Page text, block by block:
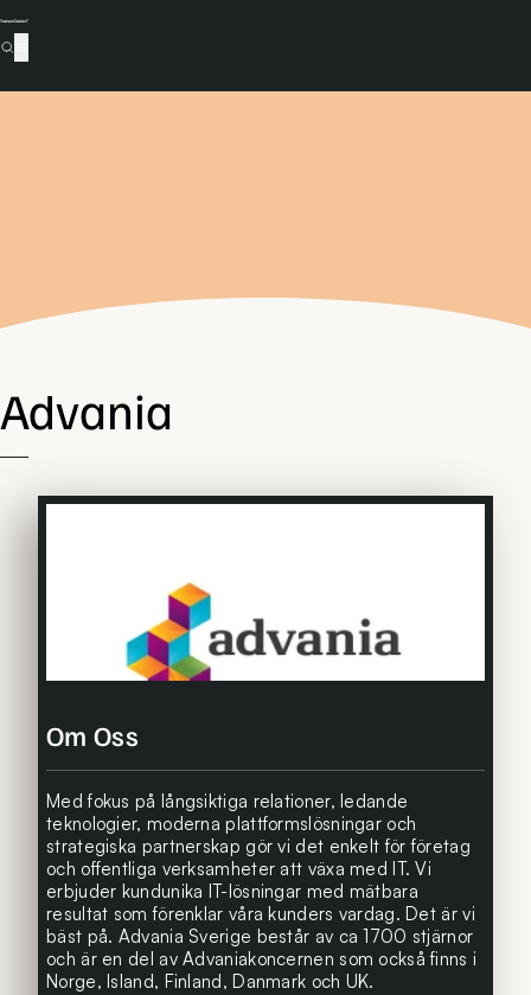
Advania
Om Oss
Med fokus på långsiktiga relationer, ledande
teknologier, moderna plattformslösningar och
strategiska partnerskap gör vi det enkelt för företag
och offentliga verksamheter att växa med IT. Vi
erbjuder kundunika IT-lösningar med mätbara
resultat som förenklar våra kunders vardag. Det är vi
bäst på. Advania Sverige består av ca 1700 stjärnor
och är en del av Advaniakoncernen som också finns i
Norge, Island, Finland, Danmark och UK.